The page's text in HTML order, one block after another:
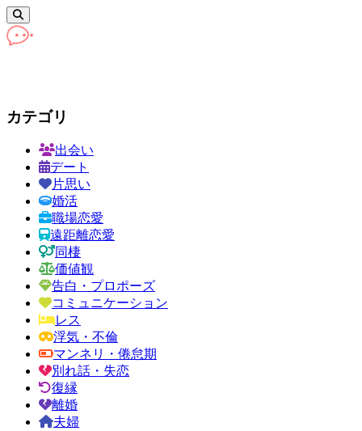
カテゴリ
出会い
デート
片思い
婚活
職場恋愛
遠距離恋愛
同棲
価値観
告白・プロポーズ
コミュニケーション
レス
浮気・不倫
マンネリ・倦怠期
別れ話・失恋
復縁
離婚
夫婦